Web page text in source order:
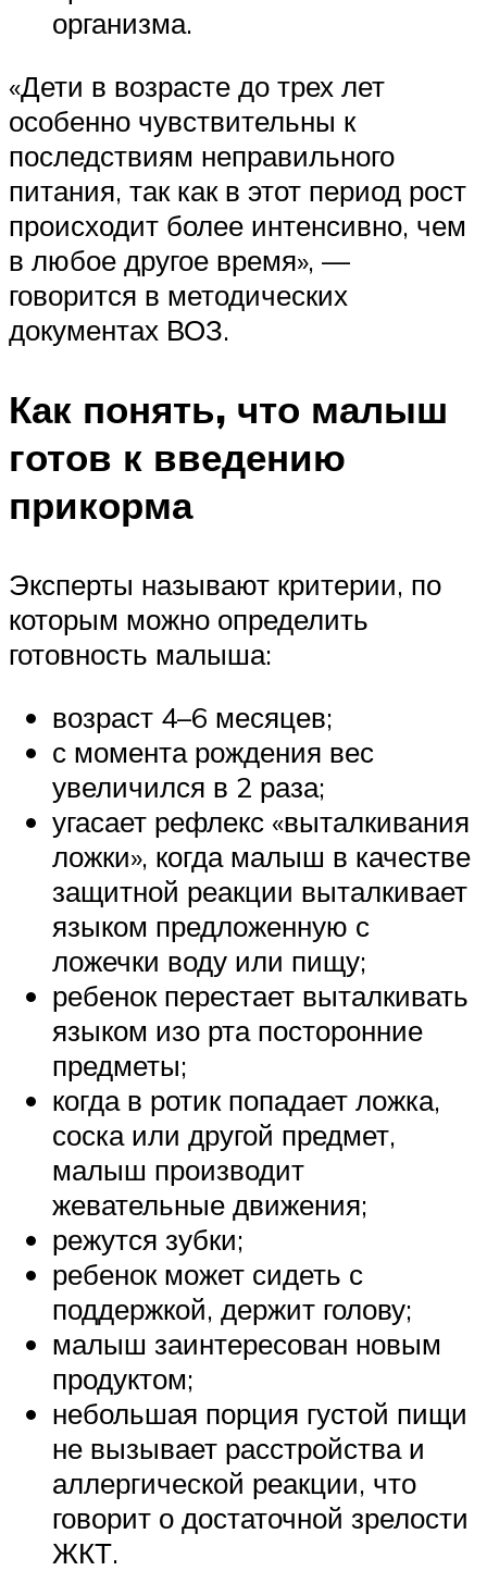
организма.
«Дети в возрасте до трех лет
особенно чувствительны к
последствиям неправильного
питания, так как в этот период рост
происходит более интенсивно, чем
в любое другое время», —
говорится в методических
документах ВОЗ.
Как понять, что малыш
готов к введению
прикорма
Эксперты называют критерии, по
которым можно определить
готовность малыша:
возраст 4–6 месяцев;
с момента рождения вес
увеличился в 2 раза;
угасает рефлекс «выталкивания
ложки», когда малыш в качестве
защитной реакции выталкивает
языком предложенную с
ложечки воду или пищу;
ребенок перестает выталкивать
языком изо рта посторонние
предметы;
когда в ротик попадает ложка,
соска или другой предмет,
малыш производит
жевательные движения;
режутся зубки;
ребенок может сидеть с
поддержкой, держит голову;
малыш заинтересован новым
продуктом;
небольшая порция густой пищи
не вызывает расстройства и
аллергической реакции, что
говорит о достаточной зрелости
ЖКТ.